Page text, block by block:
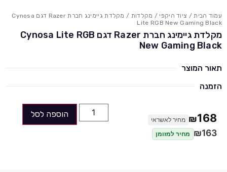
עמוד הבית / ציוד היקפי / מקלדות
/ מקלדת גיימינג חברת Razer דגם Cynosa
Lite RGB New Gaming Black
מקלדת גיימינג חברת Razer דגם Cynosa Lite RGB
New Gaming Black
תאור המוצר
הזמנה
₪168 מחיר לאשראי
₪163 מחיר למזומן
הוספה לסל